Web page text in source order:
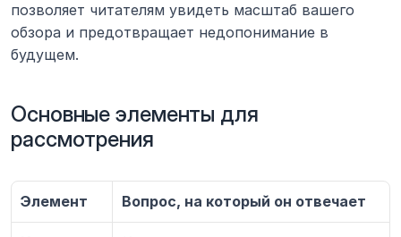
позволяет читателям увидеть масштаб вашего
обзора и предотвращает недопонимание в
будущем.
Основные элементы для
рассмотрения
Элемент Вопрос, на который он отвечает